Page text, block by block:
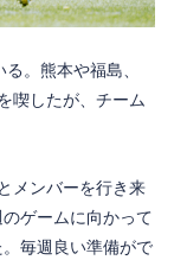
。熊本や福島、
喫したが、チーム
メンバーを行き来
ゲームに向かって
毎週良い準備がで